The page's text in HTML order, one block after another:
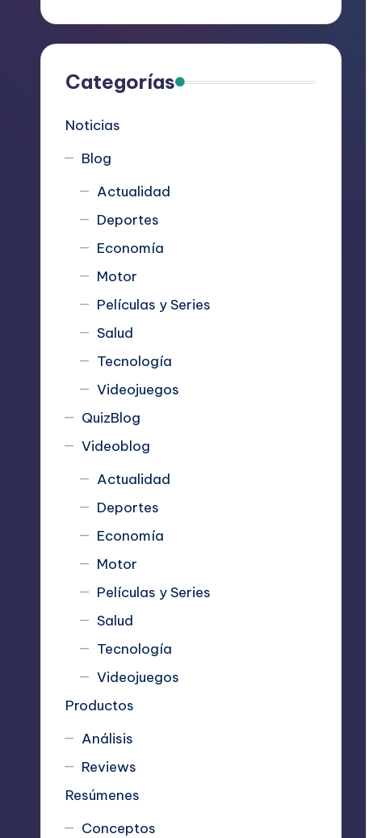
R
e
Categorías
Noticias
Blog
Actualidad
Deportes
Economía
Motor
Películas y Series
Salud
Tecnología
Videojuegos
QuizBlog
Videoblog
Actualidad
Deportes
Economía
Motor
Películas y Series
Salud
Tecnología
Videojuegos
Productos
Análisis
Reviews
Resúmenes
Conceptos